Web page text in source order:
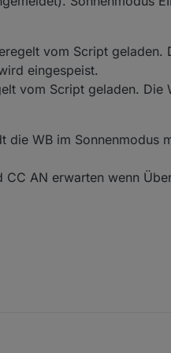
vom Script geladen.
eingespeist.
vom Script geladen. Die
WB im Sonnenmodus
AN erwarten wenn